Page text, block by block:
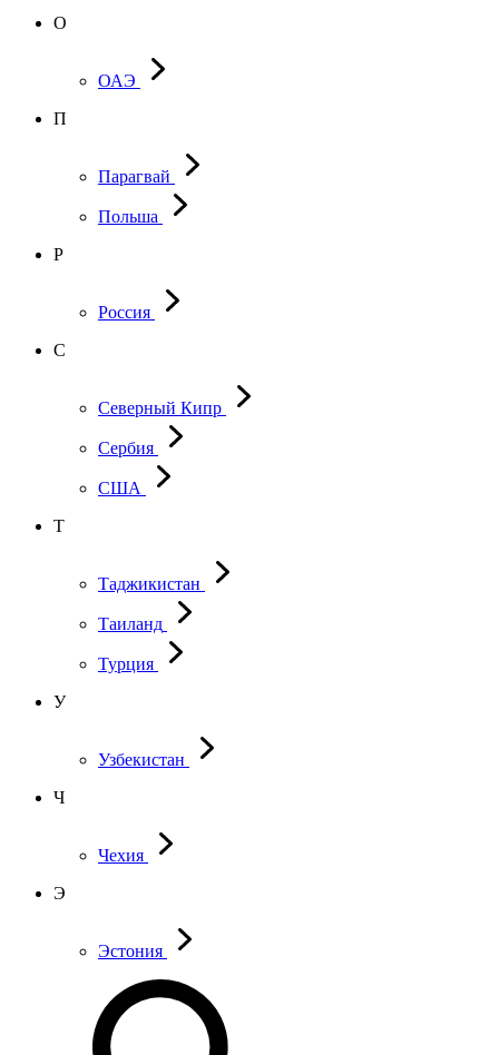
О
ОАЭ
П
Парагвай
Польша
Р
Россия
С
Северный Кипр
Сербия
США
Т
Таджикистан
Таиланд
Турция
У
Узбекистан
Ч
Чехия
Э
Эстония